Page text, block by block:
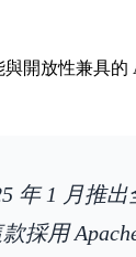
與開放性兼具的
年 1 月推
採用